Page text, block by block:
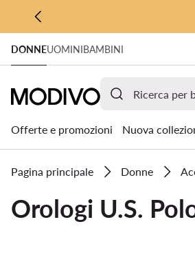
VAI AL CONTENUTO PRINCIPALE
VAI ALLA RICERCA
DONNEUOMINIBAMBINI
Offerte e promozioni Nuova
Pagina principale Donne
Orologi U.S.